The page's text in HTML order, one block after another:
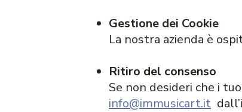
Gestione dei Cookie
La nostra azienda è
Ritiro del consenso
Se non desideri che i
info@immusicart.it